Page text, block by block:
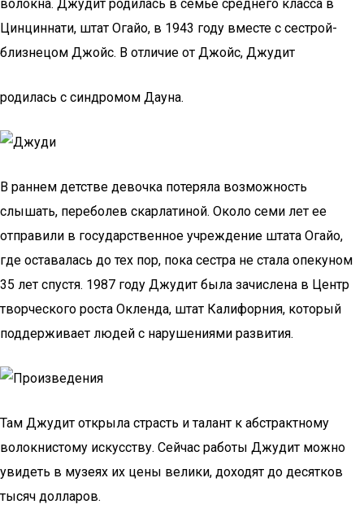
волокна. Джудит родилась в семье среднего класса в
Цинциннати, штат Огайо, в 1943 году вместе с сестрой-
близнецом Джойс. В отличие от Джойс, Джудит
родилась с синдромом Дауна.
В раннем детстве девочка потеряла возможность
слышать, переболев скарлатиной. Около семи лет ее
отправили в государственное учреждение штата Огайо,
где оставалась до тех пор, пока сестра не стала опекуном
35 лет спустя. 1987 году Джудит была зачислена в Центр
творческого роста Окленда, штат Калифорния, который
поддерживает людей с нарушениями развития.
Там Джудит открыла страсть и талант к абстрактному
волокнистому искусству. Сейчас работы Джудит можно
увидеть в музеях их цены велики, доходят до десятков
тысяч долларов.